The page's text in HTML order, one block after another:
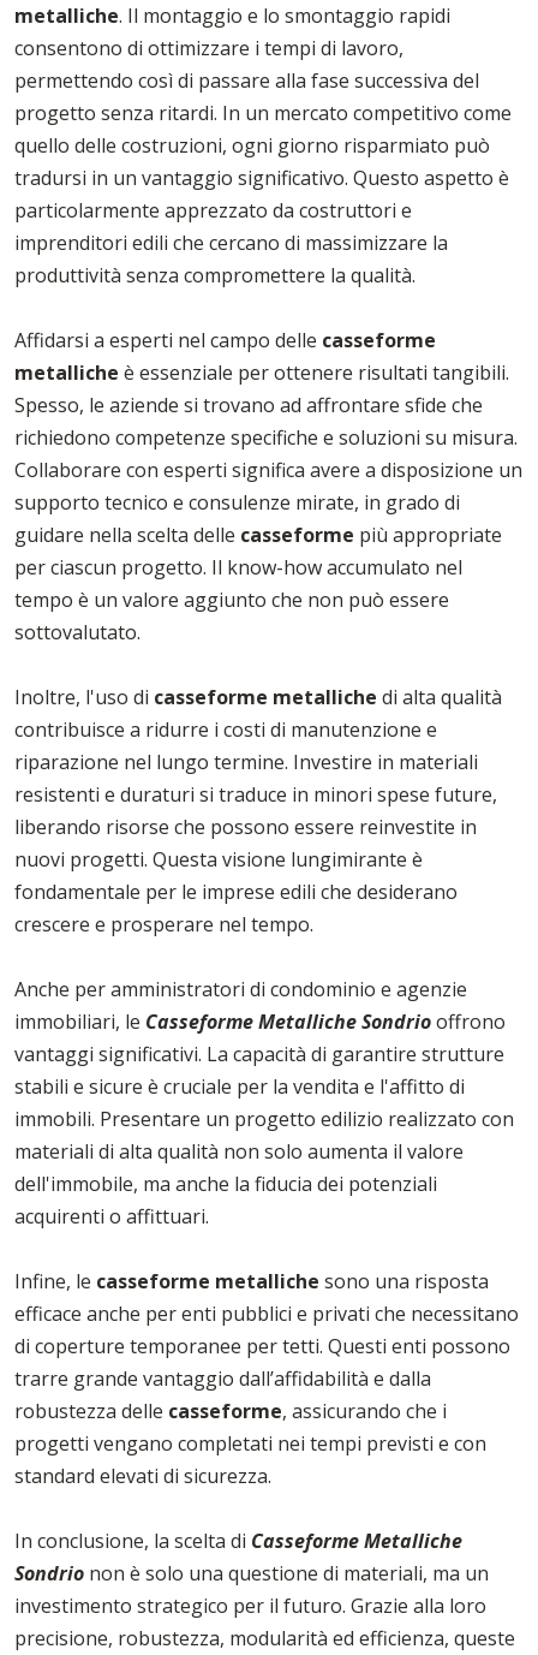
metalliche. Il montaggio e lo smontaggio rapidi
consentono di ottimizzare i tempi di lavoro,
permettendo così di passare alla fase successiva del
progetto senza ritardi. In un mercato competitivo come
quello delle costruzioni, ogni giorno risparmiato può
tradursi in un vantaggio significativo. Questo aspetto è
particolarmente apprezzato da costruttori e
imprenditori edili che cercano di massimizzare la
produttività senza compromettere la qualità.
Affidarsi a esperti nel campo delle casseforme
metalliche è essenziale per ottenere risultati tangibili.
Spesso, le aziende si trovano ad affrontare sfide che
richiedono competenze specifiche e soluzioni su misura.
Collaborare con esperti significa avere a disposizione un
supporto tecnico e consulenze mirate, in grado di
guidare nella scelta delle casseforme più appropriate
per ciascun progetto. Il know-how accumulato nel
tempo è un valore aggiunto che non può essere
sottovalutato.
Inoltre, l'uso di casseforme metalliche di alta qualità
contribuisce a ridurre i costi di manutenzione e
riparazione nel lungo termine. Investire in materiali
resistenti e duraturi si traduce in minori spese future,
liberando risorse che possono essere reinvestite in
nuovi progetti. Questa visione lungimirante è
fondamentale per le imprese edili che desiderano
crescere e prosperare nel tempo.
Anche per amministratori di condominio e agenzie
immobiliari, le Casseforme Metalliche Sondriooffrono
vantaggi significativi. La capacità di garantire strutture
stabili e sicure è cruciale per la vendita e l'affitto di
immobili. Presentare un progetto edilizio realizzato con
materiali di alta qualità non solo aumenta il valore
dell'immobile, ma anche la fiducia dei potenziali
acquirenti o affittuari.
Infine, le casseforme metalliche sono una risposta
efficace anche per enti pubblici e privati che necessitano
di coperture temporanee per tetti. Questi enti possono
trarre grande vantaggio dall’affidabilità e dalla
robustezza delle casseforme, assicurando che i
progetti vengano completati nei tempi previsti e con
standard elevati di sicurezza.
In conclusione, la scelta di Casseforme Metalliche
Sondrio non è solo una questione di materiali, ma un
investimento strategico per il futuro. Grazie alla loro
precisione, robustezza, modularità ed efficienza, queste